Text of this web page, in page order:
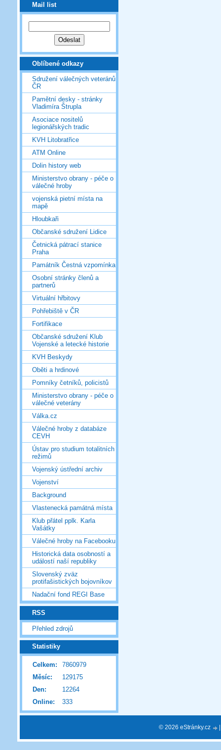
Mail list
Oblíbené odkazy
Sdružení válečných veteránů
ČR
Pamětní desky - stránky
Vladimíra Štrupla
Asociace nositelů
legionářských tradic
KVH Litobratřice
ATM Online
Dolin history web
Ministerstvo obrany - péče o
válečné hroby
vojenská pietní místa na
mapě
Hloubkaři
Občanské sdružení Lidice
Četnická pátrací stanice
Praha
Památník Čestná vzpomínka
Osobní stránky členů a
partnerů
Virtuální hřbitovy
Pohřebiště v ČR
Fortifikace
Občanské sdružení Klub
Vojenské a letecké historie
KVH Beskydy
Oběti a hrdinové
Pomníky četníků, policistů
Ministerstvo obrany - péče o
válečné veterány
Válka.cz
Válečné hroby z databáze
CEVH
Ústav pro studium totalitních
režimů
Vojenský ústřední archiv
Vojenství
Background
Vlastenecká památná místa
Klub přátel pplk. Karla
Vašátky
Válečné hroby na Facebooku
Historická data osobností a
událostí naší republiky
Slovenský zväz
protifašistických bojovníkov
Nadační fond REGI Base
RSS
Přehled zdrojů
Statistiky
Online: 333
Celkem:
7860979
Měsíc:
129175
Den:
12264
© 2026 eStránky.cz